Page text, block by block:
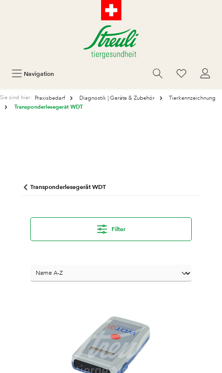
Navigation
Sie sind hier: Praxisbedarf Diagnostik | Geräte & Zubehör
Tierkennzeichnung
Transponderlesegerät WDT
Transponderlesegerät WDT
Filter